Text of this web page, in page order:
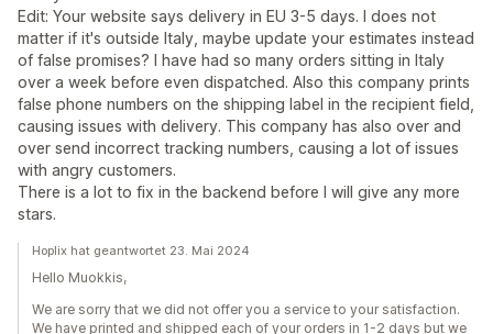
Edit: Your website says delivery in EU 3-5 days. I does not
matter if it's outside Italy, maybe update your estimates instead
of false promises? I have had so many orders sitting in Italy
over a week before even dispatched. Also this company prints
false phone numbers on the shipping label in the recipient field,
causing issues with delivery. This company has also over and
over send incorrect tracking numbers, causing a lot of issues
with angry customers.
There is a lot to fix in the backend before I will give any more
stars.
Hoplix hat geantwortet 23. Mai 2024
Hello Muokkis,
We are sorry that we did not offer you a service to your satisfaction.
We have printed and shipped each of your orders in 1-2 days but we